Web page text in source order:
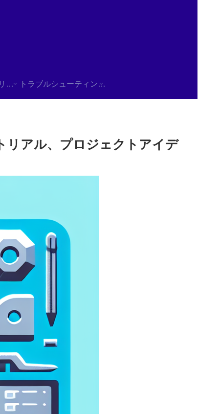
使用方法/チュートリアル トラブルシューティング/FAQ
リアル、プロジェクトアイデ